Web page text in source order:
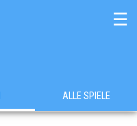
☰
ALLE SPIELE